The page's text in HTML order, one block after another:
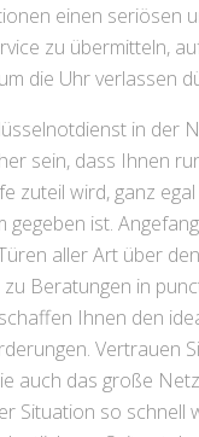
einen seriösen
zu übermitteln,
die Uhr verlassen
in der
sein, dass Ihnen
zuteil wird, ganz
gegeben ist.
aller Art über
Beratungen in
Ihnen den
Vertrauen
auch das große
Situation so schnell